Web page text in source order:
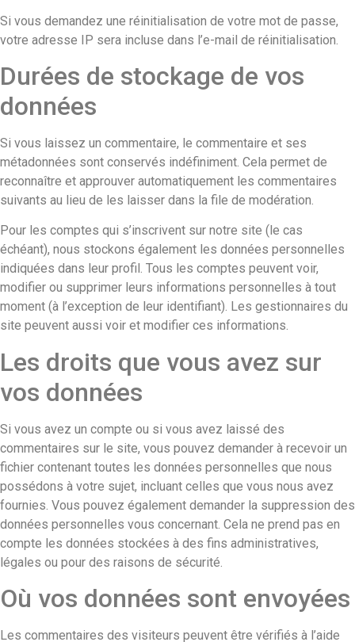
Si vous demandez une réinitialisation de votre mot de passe,
votre adresse IP sera incluse dans l’e-mail de réinitialisation.
Durées de stockage de vos
données
Si vous laissez un commentaire, le commentaire et ses
métadonnées sont conservés indéfiniment. Cela permet de
reconnaître et approuver automatiquement les commentaires
suivants au lieu de les laisser dans la file de modération.
Pour les comptes qui s’inscrivent sur notre site (le cas
échéant), nous stockons également les données personnelles
indiquées dans leur profil. Tous les comptes peuvent voir,
modifier ou supprimer leurs informations personnelles à tout
moment (à l’exception de leur identifiant). Les gestionnaires du
site peuvent aussi voir et modifier ces informations.
Les droits que vous avez sur
vos données
Si vous avez un compte ou si vous avez laissé des
commentaires sur le site, vous pouvez demander à recevoir un
fichier contenant toutes les données personnelles que nous
possédons à votre sujet, incluant celles que vous nous avez
fournies. Vous pouvez également demander la suppression des
données personnelles vous concernant. Cela ne prend pas en
compte les données stockées à des fins administratives,
légales ou pour des raisons de sécurité.
Où vos données sont envoyées
Les commentaires des visiteurs peuvent être vérifiés à l’aide